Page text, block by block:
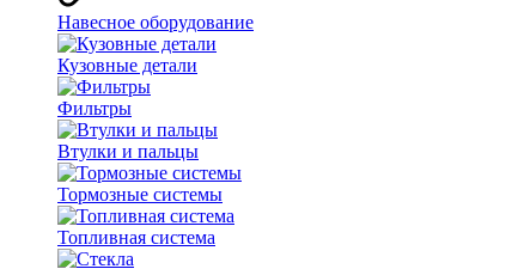
Навесное оборудование
Кузовные детали
Фильтры
Втулки и пальцы
Тормозные системы
Топливная система